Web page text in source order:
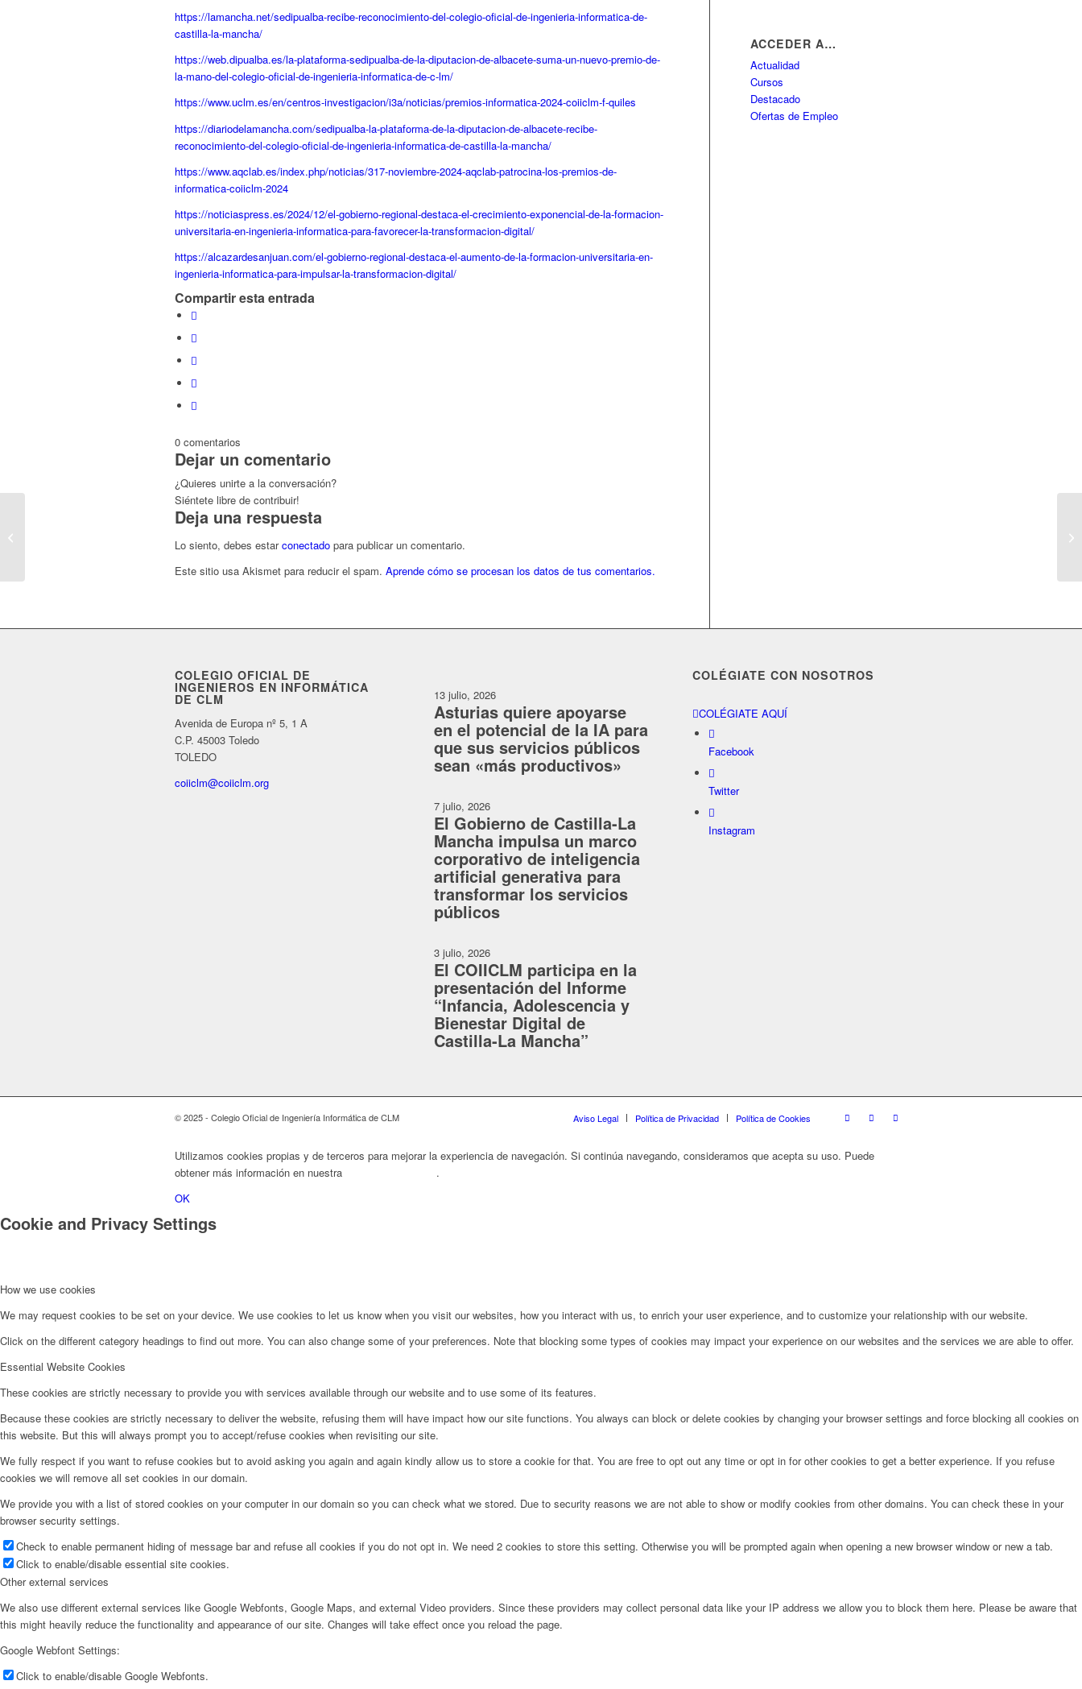
https://lamancha.net/sedipualba-recibe-reconocimiento-del-colegio-oficial-de-ingenieria-informatica-de-
castilla-la-mancha/
https://web.dipualba.es/la-plataforma-sedipualba-de-la-diputacion-de-albacete-suma-un-nuevo-premio-de-
la-mano-del-colegio-oficial-de-ingenieria-informatica-de-c-lm/
https://www.uclm.es/en/centros-investigacion/i3a/noticias/premios-informatica-2024-coiiclm-f-quiles
https://diariodelamancha.com/sedipualba-la-plataforma-de-la-diputacion-de-albacete-recibe-
reconocimiento-del-colegio-oficial-de-ingenieria-informatica-de-castilla-la-mancha/
https://www.aqclab.es/index.php/noticias/317-noviembre-2024-aqclab-patrocina-los-premios-de-
informatica-coiiclm-2024
https://noticiaspress.es/2024/12/el-gobierno-regional-destaca-el-crecimiento-exponencial-de-la-formacion-
universitaria-en-ingenieria-informatica-para-favorecer-la-transformacion-digital/
https://alcazardesanjuan.com/el-gobierno-regional-destaca-el-aumento-de-la-formacion-universitaria-en-
ingenieria-informatica-para-impulsar-la-transformacion-digital/
Compartir esta entrada
0 comentarios
Dejar un comentario
¿Quieres unirte a la conversación?
Siéntete libre de contribuir!
Deja una respuesta
Lo siento, debes estarconectado para publicar un comentario.
Este sitio usa Akismet para reducir el spam. Aprende cómo se procesan los datos de tus comentarios.
ACCEDER A…
Actualidad
Cursos
Destacado
Ofertas de Empleo
COLEGIO OFICIAL DE
INGENIEROS EN INFORMÁTICA
DE CLM
Avenida de Europa nº 5, 1 A
C.P. 45003 Toledo
TOLEDO
coiiclm@coiiclm.org
13 julio, 2026
Asturias quiere apoyarse
en el potencial de la IA para
que sus servicios públicos
sean «más productivos»
7 julio, 2026
El Gobierno de Castilla-La
Mancha impulsa un marco
corporativo de inteligencia
artificial generativa para
transformar los servicios
públicos
3 julio, 2026
El COIICLM participa en la
presentación del Informe
“Infancia, Adolescencia y
Bienestar Digital de
Castilla-La Mancha”
COLÉGIATE CON NOSOTROS
COLÉGIATE AQUÍ
Facebook
Twitter
Instagram
© 2025 - Colegio Oficial de Ingeniería Informática de CLM Aviso Legal Política de Privacidad Política de Cookies
Utilizamos cookies propias y de terceros para mejorar la experiencia de navegación. Si continúa navegando, consideramos que acepta su uso. Puede
obtener más información en nuestra
.
OK
Cookie and Privacy Settings
How we use cookies
We may request cookies to be set on your device. We use cookies to let us know when you visit our websites, how you interact with us, to enrich your user experience, and to customize your relationship with our website.
Click on the different category headings to find out more. You can also change some of your preferences. Note that blocking some types of cookies may impact your experience on our websites and the services we are able to offer.
Essential Website Cookies
These cookies are strictly necessary to provide you with services available through our website and to use some of its features.
Because these cookies are strictly necessary to deliver the website, refusing them will have impact how our site functions. You always can block or delete cookies by changing your browser settings and force blocking all cookies on
this website. But this will always prompt you to accept/refuse cookies when revisiting our site.
We fully respect if you want to refuse cookies but to avoid asking you again and again kindly allow us to store a cookie for that. You are free to opt out any time or opt in for other cookies to get a better experience. If you refuse
cookies we will remove all set cookies in our domain.
We provide you with a list of stored cookies on your computer in our domain so you can check what we stored. Due to security reasons we are not able to show or modify cookies from other domains. You can check these in your
browser security settings.
Check to enable permanent hiding of message bar and refuse all cookies if you do not opt in. We need 2 cookies to store this setting. Otherwise you will be prompted again when opening a new browser window or new a tab.
Click to enable/disable essential site cookies.
Other external services
We also use different external services like Google Webfonts, Google Maps, and external Video providers. Since these providers may collect personal data like your IP address we allow you to block them here. Please be aware that
this might heavily reduce the functionality and appearance of our site. Changes will take effect once you reload the page.
Google Webfont Settings:
Click to enable/disable Google Webfonts.